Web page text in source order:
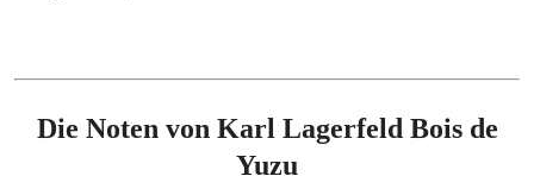
Die Noten von Karl Lagerfeld Bois de
Yuzu